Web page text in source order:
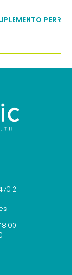
MOBILITY